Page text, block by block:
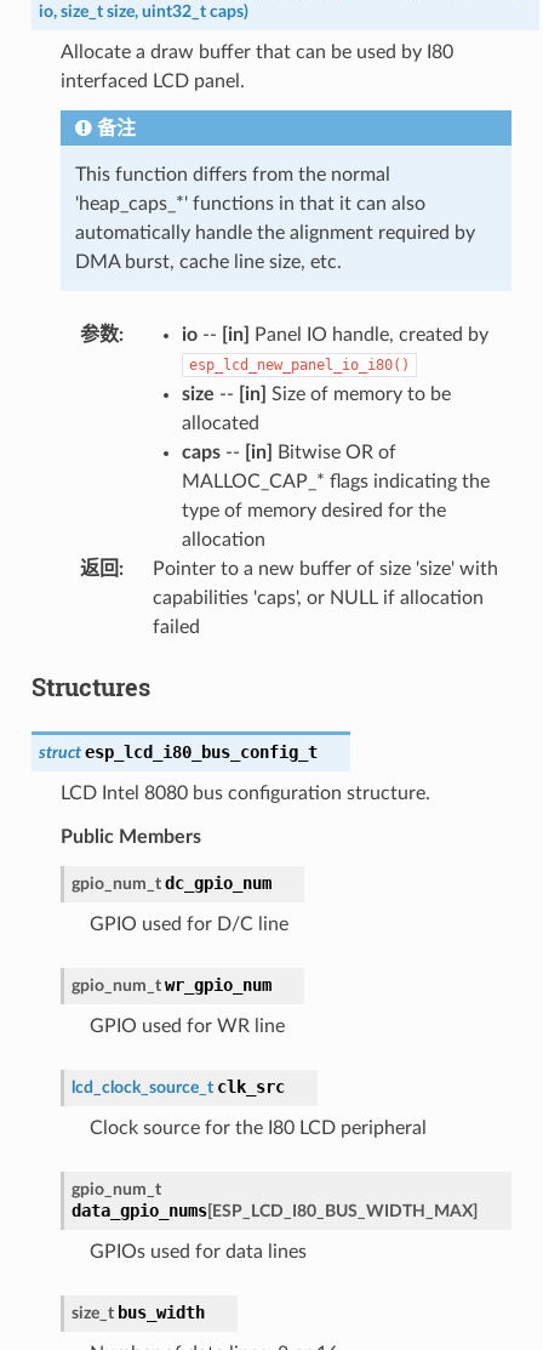
io, size_t size, uint32_t caps)
Allocate a draw buffer that can be used by I80
interfaced LCD panel.
备注
This function differs from the normal
'heap_caps_*' functions in that it can also
automatically handle the alignment required by
DMA burst, cache line size, etc.
参数: io-- [in] Panel IO handle, created by
esp_lcd_new_panel_io_i80()
size -- [in] Size of memory to be
allocated
caps-- [in]
Bitwise OR of
MALLOC_CAP_* flags indicating the
type of memory desired for the
allocation
返回 :
Pointer to a new buffer of size 'size' with
capabilities 'caps', or NULL if allocation
failed
Structures
struct esp_lcd_i80_bus_config_t
LCD Intel 8080 bus configuration structure.
Public Members
gpio_num_t dc_gpio_num
GPIO used for D/C line
gpio_num_t wr_gpio_num
GPIO used for WR line
lcd_clock_source_t clk_src
Clock source for the I80 LCD peripheral
gpio_num_t
data_gpio_nums[ESP_LCD_I80_BUS_WIDTH_MAX]
GPIOs used for data lines
size_t bus_width